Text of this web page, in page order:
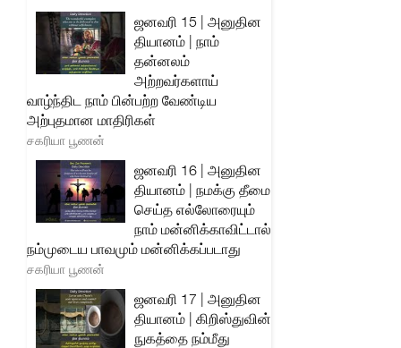
ஜனவரி 15 | அனுதின
தியானம் | நாம்
தன்னலம்
அற்றவர்களாய்
வாழ்ந்திட நாம் பின்பற்ற வேண்டிய
அற்புதமான மாதிரிகள்
சகரியா பூணன்
ஜனவரி 16 | அனுதின
தியானம் | நமக்கு தீமை
செய்த எல்லோரையும்
நாம் மன்னிக்காவிட்டால்
நம்முடைய பாவமும் மன்னிக்கப்படாது
சகரியா பூணன்
ஜனவரி 17 | அனுதின
தியானம் | கிறிஸ்துவின்
நுகத்தை நம்மீது